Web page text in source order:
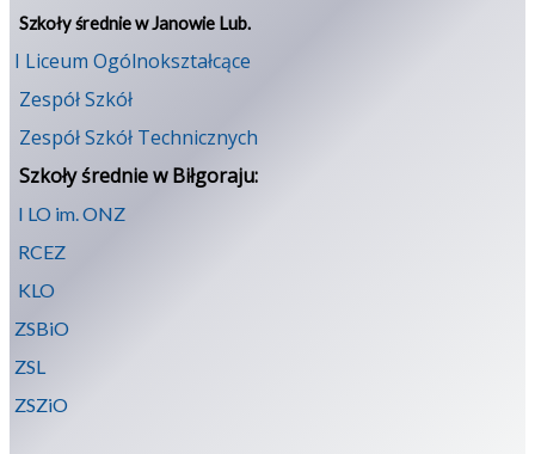
Szkoły średnie w Janowie Lub.
I Liceum Ogólnokształcące
Zespół Szkół
Zespół Szkół Technicznych
Szkoły średnie w Biłgoraju:
I LO im. ONZ
RCEZ
KLO
ZSBiO
ZSL
ZSZiO